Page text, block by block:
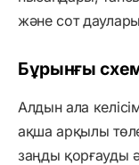
және сот
Бұрынғы
Алдын ала
ақша арқылы
заңды қорғауды